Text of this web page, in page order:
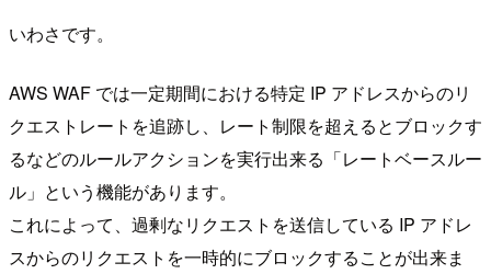
いわさです。
AWS WAF では一定期間における特定 IP アドレスからのリ
クエストレートを追跡し、レート制限を超えるとブロックす
るなどのルールアクションを実行出来る「レートベースルー
ル」という機能があります。
これによって、過剰なリクエストを送信している IP アドレ
スからのリクエストを一時的にブロックすることが出来ま